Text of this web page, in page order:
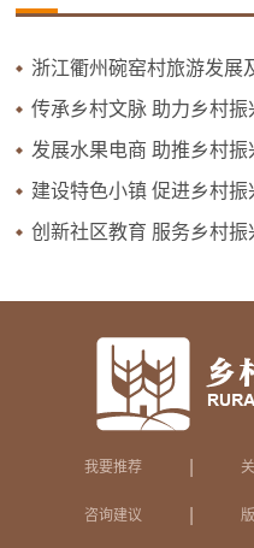
浙江衢州碗窑村旅游发展
传承乡村文脉 助力乡村振
发展水果电商 助推乡村振
建设特色小镇 促进乡村振
创新社区教育 服务乡村振
我要推荐
咨询建议